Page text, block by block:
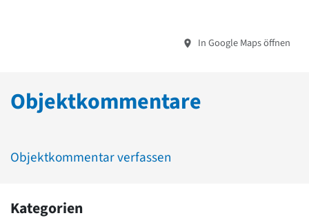
In Google Maps öffnen
Objektkommentare
Objektkommentar verfassen
Kategorien